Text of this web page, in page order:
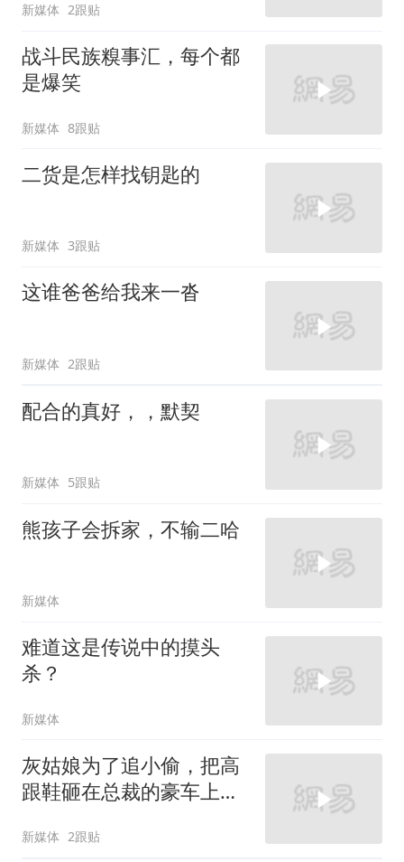
新媒体 2跟贴
战斗民族糗事汇，每个都
是爆笑
新媒体 8跟贴
二货是怎样找钥匙的
新媒体 3跟贴
这谁爸爸给我来一沓
新媒体 2跟贴
配合的真好，，默契
新媒体 5跟贴
熊孩子会拆家，不输二哈
新媒体
难道这是传说中的摸头
杀？
新媒体
灰姑娘为了追小偷，把高
跟鞋砸在总裁的豪车上，
新媒体 2跟贴